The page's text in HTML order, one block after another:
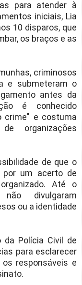
para atender à
iniciais, Lia
10 disparos, que
os braços e as
criminosos
e submeteram o
antes da
é conhecido
crime" e costuma
organizações
de que o
por um acerto de
Até o
divulgaram
ou a identidade
da Polícia Civil de
para esclarecer
responsáveis e